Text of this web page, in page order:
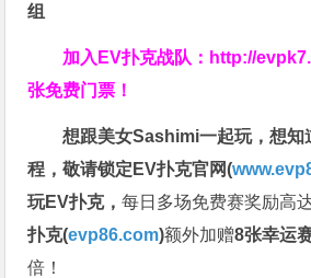
组
加入EV扑克战队： http://
张免费门票！
想跟美女Sashimi一起玩，想知
程，敬请锁定EV扑克官网(
玩EV扑克，每日多场免费赛奖励高
扑克(evp86.com)额外加赠8张幸运
倍！